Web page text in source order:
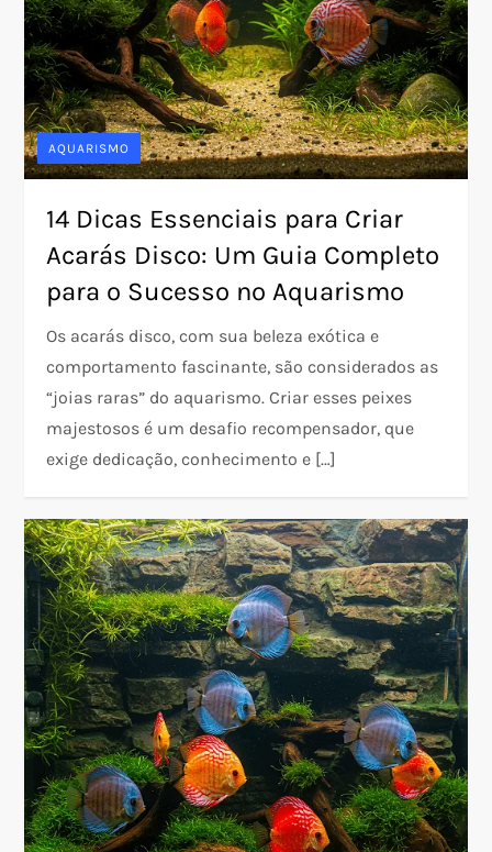
AQUARISMO
14 Dicas Essenciais para Criar
Acarás Disco: Um Guia Completo
para o Sucesso no Aquarismo
Os acarás disco, com sua beleza exótica e
comportamento fascinante, são considerados as
“joias raras” do aquarismo. Criar esses peixes
majestosos é um desafio recompensador, que
exige dedicação, conhecimento e […]